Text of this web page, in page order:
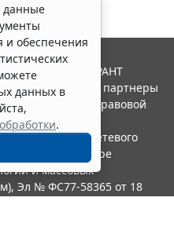
данные
и обеспечения
данных в
.
Система ГАРАНТ
"Гарант" и ее партнеры
ассоциации правовой
в качестве сетевого
по надзору в сфере
и массовых
Эл № ФС77-58365 от 18